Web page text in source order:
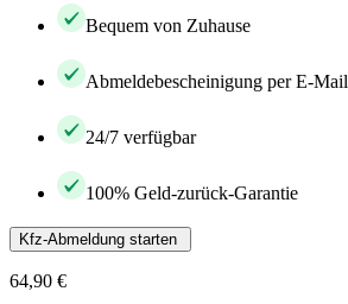
Bequem von Zuhause
Abmeldebescheinigung per E-Mail
24/7 verfügbar
100% Geld-zurück-Garantie
Kfz-Abmeldung starten
64,90 €